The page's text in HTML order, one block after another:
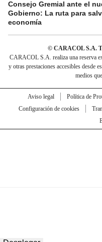
Consejo Gremial ante el
Gobierno: La ruta para
economía
© CARACOL S.A.
CARACOL S.A. realiza una reserva
y otras prestaciones accesibles desde
medios
Aviso legal Política de
Configuración de cookies